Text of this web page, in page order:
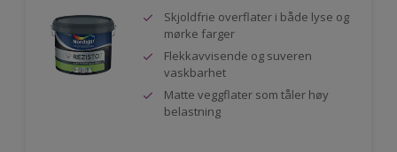
Skjoldfrie overflater i både lyse og
mørke farger
Flekkavvisende og suveren
vaskbarhet
Matte veggflater som tåler høy
belastning